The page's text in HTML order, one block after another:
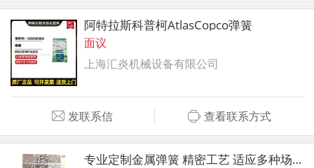
阿特拉斯科普柯AtlasCopco弹簧
面议
上海汇炎机械设备有限公司
发联系信 查看联系方式
专业定制金属弹簧 精密工艺 适应多种场景